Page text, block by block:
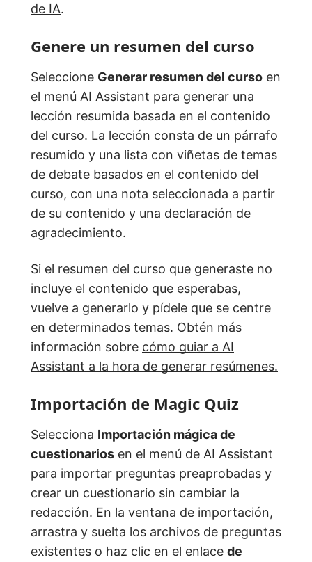
de IA.
Genere un resumen del curso
Seleccione Generar resumen del curso en
el menú AI Assistant para generar una
lección resumida basada en el contenido
del curso. La lección consta de un párrafo
resumido y una lista con viñetas de temas
de debate basados en el contenido del
curso, con una nota seleccionada a partir
de su contenido y una declaración de
agradecimiento.
Si el resumen del curso que generaste no
incluye el contenido que esperabas,
vuelve a generarlo y pídele que se centre
en determinados temas. Obtén más
información sobre cómo guiar a AI
Assistant a la hora de generar resúmenes.
Importación de Magic Quiz
Selecciona Importación mágica de
cuestionarios en el menú de AI Assistant
para importar preguntas preaprobadas y
crear un cuestionario sin cambiar la
redacción. En la ventana de importación,
arrastra y suelta los archivos de preguntas
existentes o haz clic en el enlace de